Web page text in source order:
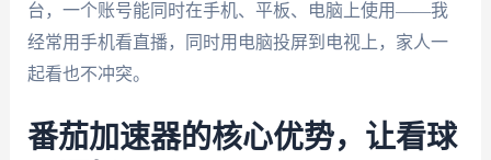
台，一个账号能同时在手机、平板、电脑上使用——我
经常用手机看直播，同时用电脑投屏到电视上，家人一
起看也不冲突。
番茄加速器的核心优势，让看球